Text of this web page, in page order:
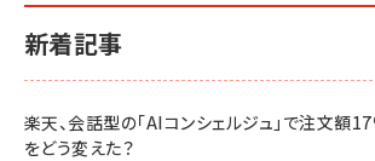
新着記事
楽天、会話型の「AIコンシェルジュ」で注文額
をどう変えた？